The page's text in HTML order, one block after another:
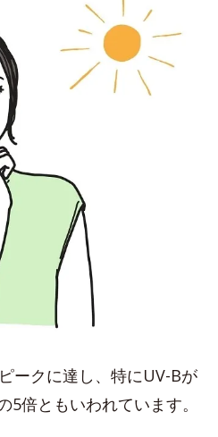
ークに達し、特にUV-Bが
倍ともいわれています。